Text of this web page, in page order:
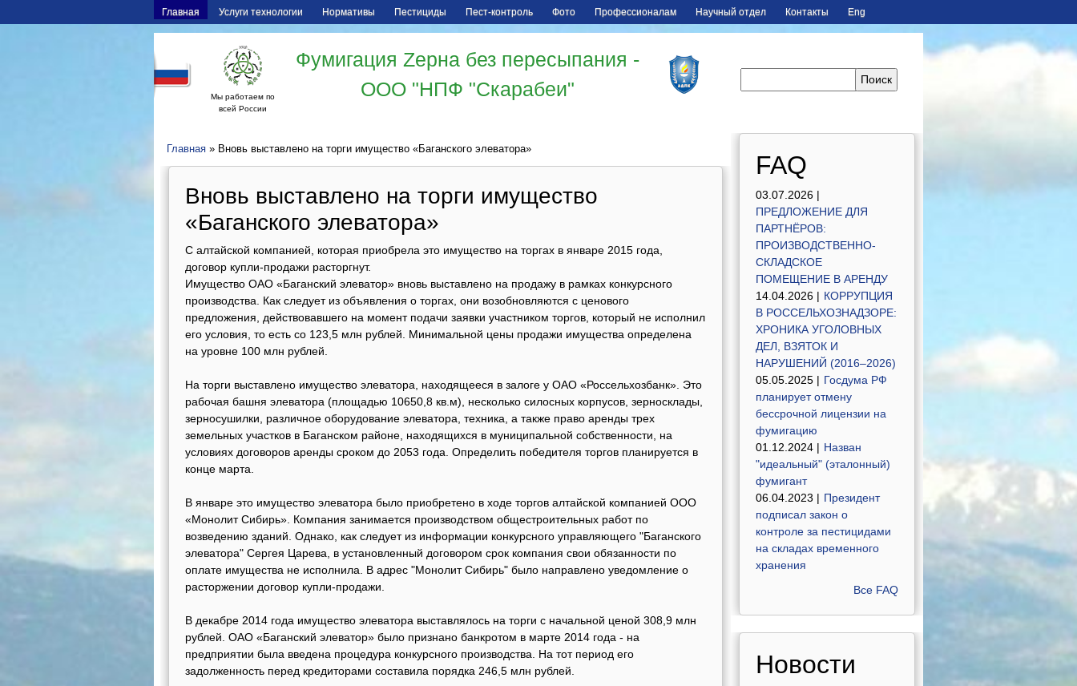
Главная Услуги технологии Нормативы Пестициды Пест-контроль Фото Профессионалам Научный отдел Контакты Eng
Мы работаем по
всей России
Фумигация Zерна без пересыпания -
ООО "НПФ "Скарабеи"
Главная » Вновь выставлено на торги имущество «Баганского элеватора»
Вновь выставлено на торги имущество
«Баганского элеватора»
С алтайской компанией, которая приобрела это имущество на торгах в январе 2015 года,
договор купли-продажи расторгнут.
Имущество ОАО «Баганский элеватор» вновь выставлено на продажу в рамках конкурсного
производства. Как следует из объявления о торгах, они возобновляются с ценового
предложения, действовавшего на момент подачи заявки участником торгов, который не исполнил
его условия, то есть со 123,5 млн рублей. Минимальной цены продажи имущества определена
на уровне 100 млн рублей.
На торги выставлено имущество элеватора, находящееся в залоге у ОАО «Россельхозбанк». Это
рабочая башня элеватора (площадью 10650,8 кв.м), несколько силосных корпусов, зерносклады,
зерносушилки, различное оборудование элеватора, техника, а также право аренды трех
земельных участков в Баганском районе, находящихся в муниципальной собственности, на
условиях договоров аренды сроком до 2053 года. Определить победителя торгов планируется в
конце марта.
В январе это имущество элеватора было приобретено в ходе торгов алтайской компанией ООО
«Монолит Сибирь». Компания занимается производством общестроительных работ по
возведению зданий. Однако, как следует из информации конкурсного управляющего "Баганского
элеватора" Сергея Царева, в установленный договором срок компания свои обязанности по
оплате имущества не исполнила. В адрес "Монолит Сибирь" было направлено уведомление о
расторжении договор купли-продажи.
В декабре 2014 года имущество элеватора выставлялось на торги с начальной ценой 308,9 млн
рублей. ОАО «Баганский элеватор» было признано банкротом в марте 2014 года - на
предприятии была введена процедура конкурсного производства. На тот период его
задолженность перед кредиторами составила порядка 246,5 млн рублей.
FAQ
03.07.2026 |
ПРЕДЛОЖЕНИЕ ДЛЯ
ПАРТНЁРОВ:
ПРОИЗВОДСТВЕННО-
СКЛАДСКОЕ
ПОМЕЩЕНИЕ В АРЕНДУ
14.04.2026 | КОРРУПЦИЯ
В РОССЕЛЬХОЗНАДЗОРЕ:
ХРОНИКА УГОЛОВНЫХ
ДЕЛ, ВЗЯТОК И
НАРУШЕНИЙ (2016–2026)
05.05.2025 | Госдума РФ
планирует отмену
бессрочной лицензии на
фумигацию
01.12.2024 | Назван
"идеальный" (эталонный)
фумигант
06.04.2023 | Президент
подписал закон о
контроле за пестицидами
на складах временного
хранения
Все FAQ
Новости